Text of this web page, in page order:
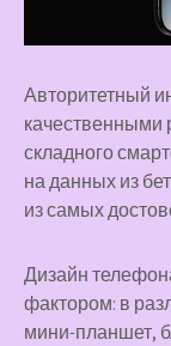
Авторитетный
качественными
складного
на данных из
из самых
Дизайн
фактором: в
мини-планшет,